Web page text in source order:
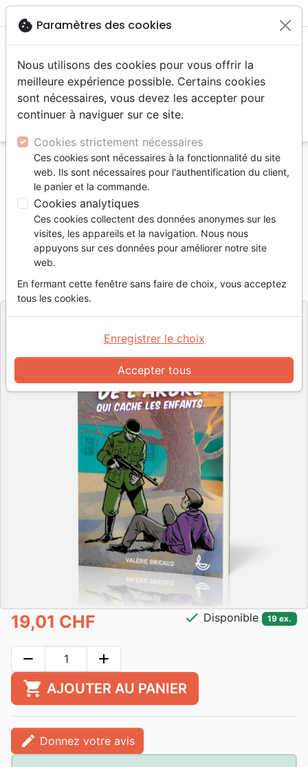
menu
Accueil Livres
Romans
Secret de l'arbre qui cache les enfants (Le)
Le secret de l'arbre qui cache les
enfants
Auteur :Valérie Bricaud
Référence
EditeurLigue pour la Lecture de la Bible France
19,01 CHF check Disponible 19 ex.
remove add
shopping_cart AJOUTER AU PANIER
edit Donnez votre avis
cookie Paramètres des cookies
Nous utilisons des cookies pour vous offrir la
meilleure expérience possible. Certains cookies
sont nécessaires, vous devez les accepter pour
continuer à naviguer sur ce site.
Cookies strictement nécessaires
Ces cookies sont nécessaires à la fonctionnalité du site
web. Ils sont nécessaires pour l'authentification du client,
le panier et la commande.
Cookies analytiques
Ces cookies collectent des données anonymes sur les
visites, les appareils et la navigation. Nous nous
appuyons sur ces données pour améliorer notre site
web.
En fermant cette fenêtre sans faire de choix, vous acceptez
tous les cookies.
Accepter tous
Enregistrer le choix